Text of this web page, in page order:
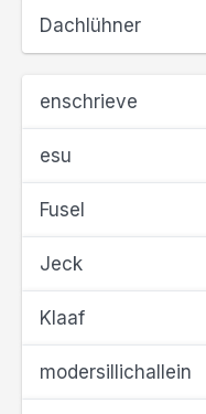
Dachlühner
enschrieve
esu
Fusel
Jeck
Klaaf
modersillichallein